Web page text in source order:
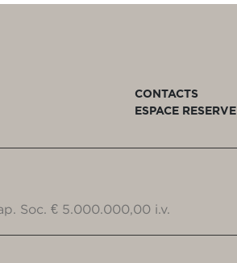
CONTACTS
ESPACE RESERVE
Soc. € 5.000.000,00 i.v.